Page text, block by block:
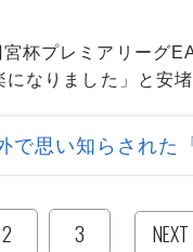
杯プレミアリーグ
なりました」と安
思い知らされた
2 3 NEXT